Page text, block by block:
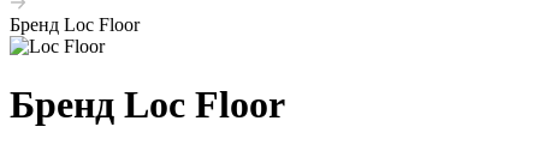
Бренд Loc Floor
Бренд Loc Floor